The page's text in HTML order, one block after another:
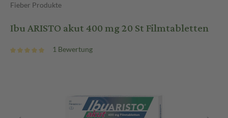
Fieber Produkte
Ibu ARISTO akut 400 mg 20 St Filmtabletten
1 Bewertung